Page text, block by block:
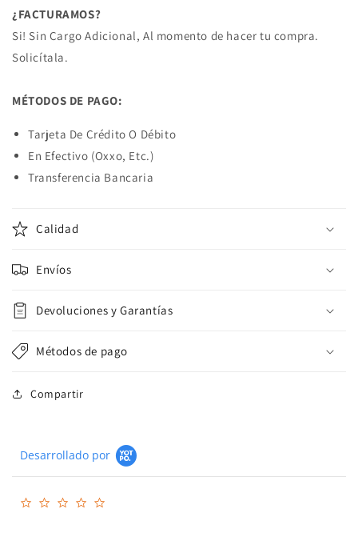
¿FACTURAMOS?
Si! Sin Cargo Adicional, Al momento de hacer tu compra.
Solicítala.
MÉTODOS DE PAGO:
Tarjeta De Crédito O Débito
En Efectivo (Oxxo, Etc.)
Transferencia Bancaria
Calidad
Envíos
Devoluciones y Garantías
Métodos de pago
Compartir
Desarrollado por